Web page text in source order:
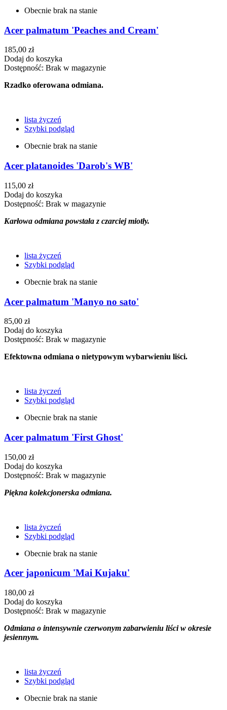
Obecnie brak na stanie
Acer palmatum 'Peaches and Cream'
185,00 zł
Dodaj do koszyka
Dostępność: Brak w magazynie
Rzadko oferowana odmiana.
lista życzeń
Szybki podgląd
Obecnie brak na stanie
Acer platanoides 'Darob's WB'
115,00 zł
Dodaj do koszyka
Dostępność: Brak w magazynie
Karłowa odmiana powstała z czarciej miotły.
lista życzeń
Szybki podgląd
Obecnie brak na stanie
Acer palmatum 'Manyo no sato'
85,00 zł
Dodaj do koszyka
Dostępność: Brak w magazynie
Efektowna odmiana o nietypowym wybarwieniu liści.
lista życzeń
Szybki podgląd
Obecnie brak na stanie
Acer palmatum 'First Ghost'
150,00 zł
Dodaj do koszyka
Dostępność: Brak w magazynie
Piękna kolekcjonerska odmiana.
lista życzeń
Szybki podgląd
Obecnie brak na stanie
Acer japonicum 'Mai Kujaku'
180,00 zł
Dodaj do koszyka
Dostępność: Brak w magazynie
Odmiana o intensywnie czerwonym zabarwieniu liści w okresie
jesiennym.
lista życzeń
Szybki podgląd
Obecnie brak na stanie